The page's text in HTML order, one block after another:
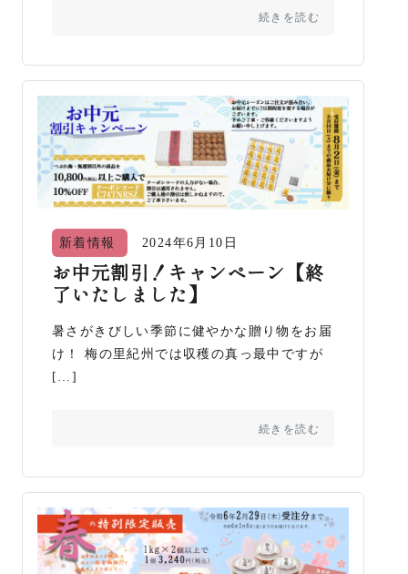
続きを読む
新着情報 2024年6月10日
お中元割引！キャンペーン【終
了いたしました】
暑さがきびしい季節に健やかな贈り物をお届
け！ 梅の里紀州では収穫の真っ最中ですが
[…]
続きを読む